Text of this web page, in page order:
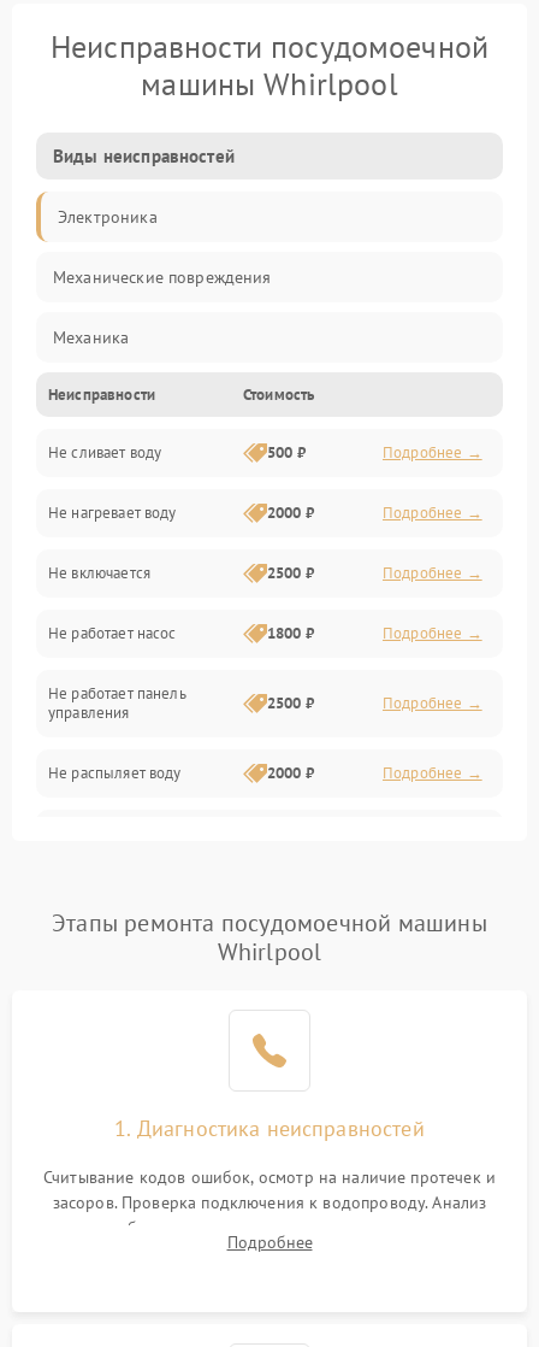
Неисправности посудомоечной
машины Whirlpool
Виды неисправностей
Электроника
Механические повреждения
Механика
Управление
Электропитание
Датчики
Нагрев
Вода
Гигиена
Программное обеспечение
Неисправности Стоимость
Не сливает воду 500 ₽ Подробнее →
Не нагревает воду 2000 ₽ Подробнее →
Не включается 2500 ₽ Подробнее →
Не работает насос 1800 ₽ Подробнее →
Не работает панель
управления
2500 ₽ Подробнее →
Не распыляет воду 2000 ₽ Подробнее →
Проблемы с набором
воды
1800 ₽ Подробнее →
1700 ₽
циркуляционным насосом
2100 ₽ Подробнее →
Этапы ремонта посудомоечной машины
Whirlpool
1. Диагностика неисправностей
Считывание кодов ошибок, осмотр на наличие протечек и
засоров. Проверка подключения к водопроводу. Анализ
жалоб на отсутствие слива, нагрева, вращения
разбрызгивателей или срабатывание системы защиты
Подробнее